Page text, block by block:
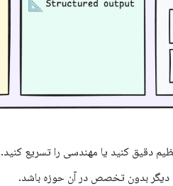
دقیق کنید یا مهندسی را تسریع کنید.